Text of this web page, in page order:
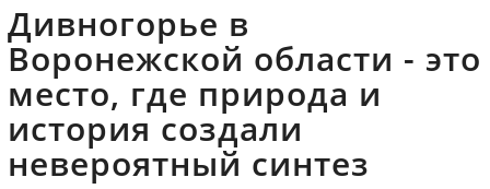
Дивногорье в
Воронежской области - это
место, где природа и
история создали
невероятный синтез